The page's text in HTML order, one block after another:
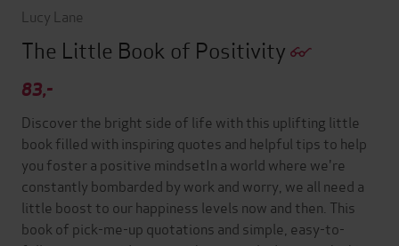
Lucy Lane
The Little Book of Positivity
83,-
Discover the bright side of life with this uplifting little
book filled with inspiring quotes and helpful tips to help
you foster a positive mindsetIn a world where we're
constantly bombarded by work and worry, we all need a
little boost to our happiness levels now and then. This
book of pick-me-up quotations and simple, easy-to-